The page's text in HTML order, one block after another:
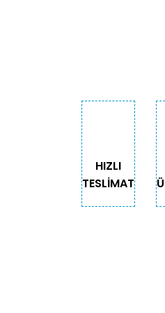
Ürün
Bu
HIZLI
TESLİMAT